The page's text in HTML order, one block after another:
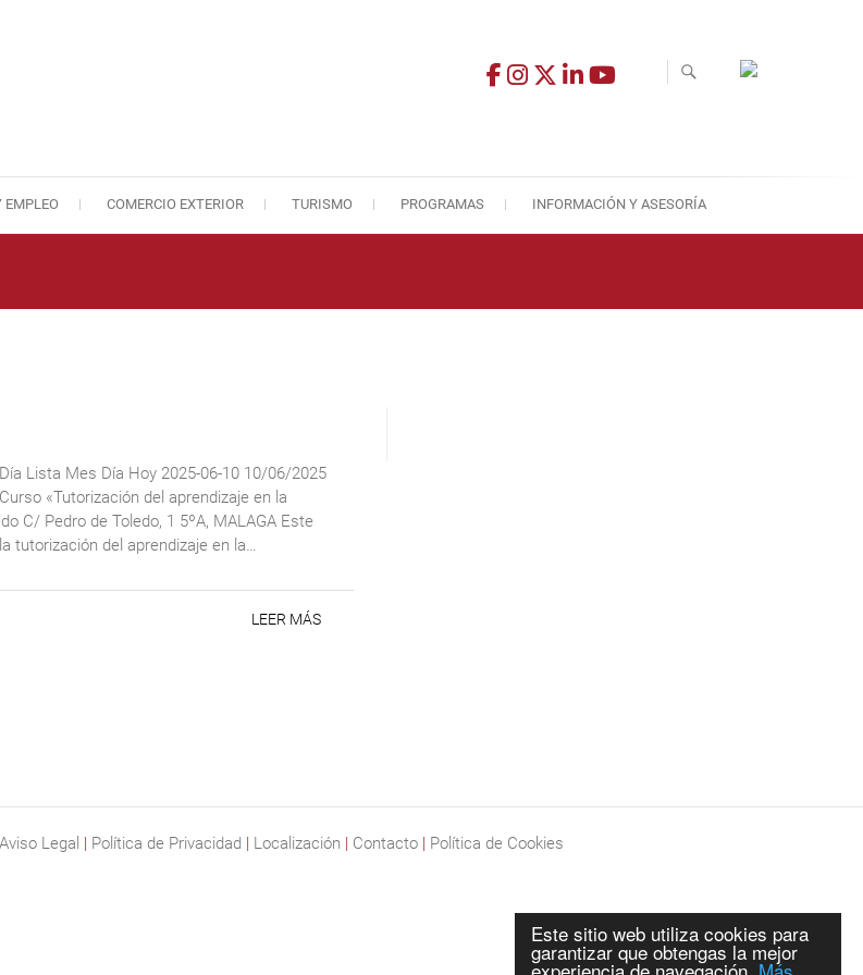
Este sitio web utiliza cookies para
garantizar que obtengas la mejor
de Comercio de Málaga
EMPLEO COMERCIO EXTERIOR TURISMO PROGRAMAS INFORMACIÓN Y ASESORÍA
Lista Mes Día Hoy 2025-06-10 10/06/2025
«Tutorización del aprendizaje en la
C/ Pedro de Toledo, 1 5ºA, MALAGA Este
tutorización del aprendizaje en la…
LEER MÁS
Aviso Legal | Política de Privacidad| Localización | Contacto| Política de Cookies